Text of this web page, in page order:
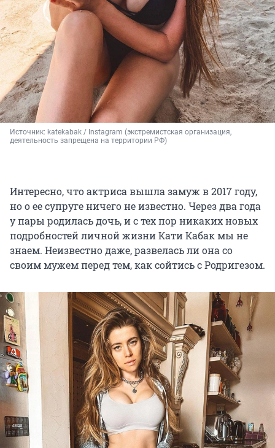
Источник: katekabak / Instagram (экстремистская организация,
деятельность запрещена на территории РФ)
Интересно, что актриса вышла замуж в 2017 году,
но о ее супруге ничего не известно. Через два года
у пары родилась дочь, и с тех пор никаких новых
подробностей личной жизни Кати Кабак мы не
знаем. Неизвестно даже, развелась ли она со
своим мужем перед тем, как сойтись с Родригезом.